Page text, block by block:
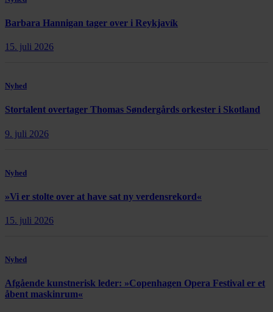
Barbara Hannigan tager over i Reykjavík
15. juli 2026
Nyhed
Stortalent overtager Thomas Søndergårds orkester i Skotland
9. juli 2026
Nyhed
»Vi er stolte over at have sat ny verdensrekord«
15. juli 2026
Nyhed
Afgående kunstnerisk leder: »Copenhagen Opera Festival er et
åbent maskinrum«